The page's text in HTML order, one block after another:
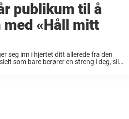
publikum til å
«Håll mitt
seg inn i hjertet ditt allerede fra den
som bare berører en streng i deg, slik